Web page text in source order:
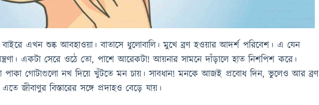
এখন শুষ্ক আবহাওয়া। বাতাসে ধুলোবালি। মুখে ব্রণ হওয়ার আদর্শ পরিবেশ। এ যেন
একটা সেরে ওঠে তো, পাশে আরেকটা! আয়নার সামনে দাঁড়ালে হাত নিশপিশ করে।
পাকা গোটাগুলো নখ দিয়ে খুঁটতে মন চায়। সাবধান! মনকে আজই প্রবোধ দিন, ভুলেও আর ব্রণ
জীবাণুর বিস্তারের সঙ্গে প্রদাহও বেড়ে যায়।